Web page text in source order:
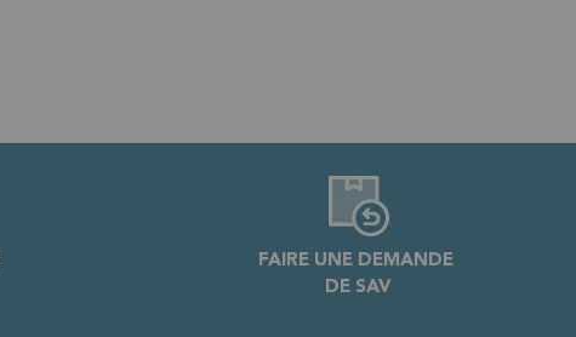
FAIRE UNE DEMANDE
DE SAV